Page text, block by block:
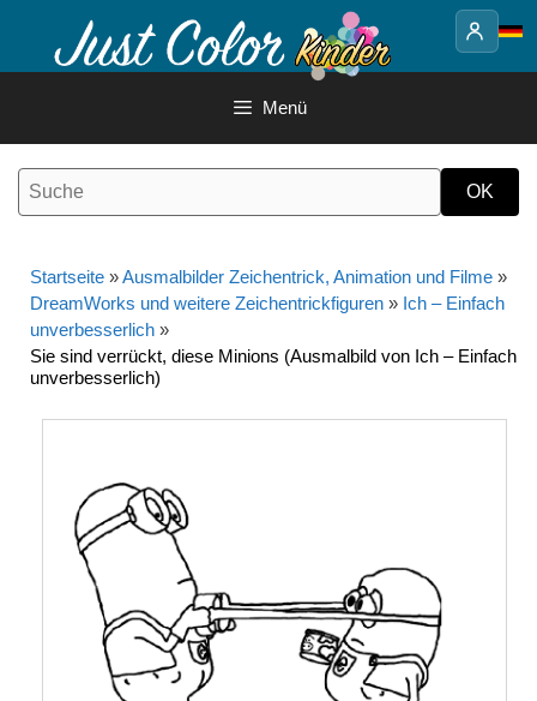
Inhalt
Menü
Startseite »Ausmalbilder Zeichentrick, Animation und Filme »
DreamWorks und weitere Zeichentrickfiguren » Ich – Einfach
unverbesserlich »
Sie sind verrückt, diese Minions (Ausmalbild von Ich – Einfach
unverbesserlich)